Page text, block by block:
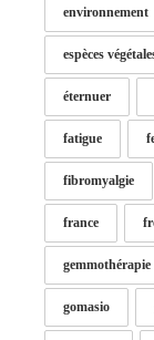
environnement
espèces
éternuer
fatigue
fibromyalgie
france
gemmothérapie
gomasio